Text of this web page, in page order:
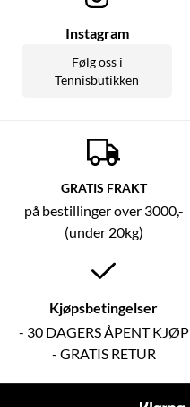
Instagram
Følg oss i
Tennisbutikken
GRATIS FRAKT
på bestillinger over 3000,-
(under 20kg)
Kjøpsbetingelser
- 30 DAGERS ÅPENT KJØP
- GRATIS RETUR